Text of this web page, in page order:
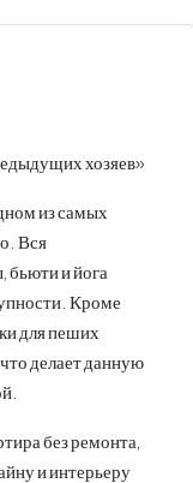
хозяев»
из самых
Вся
бьюти и йога
Кроме
для пеших
делает данную
без ремонта,
и интерьеру